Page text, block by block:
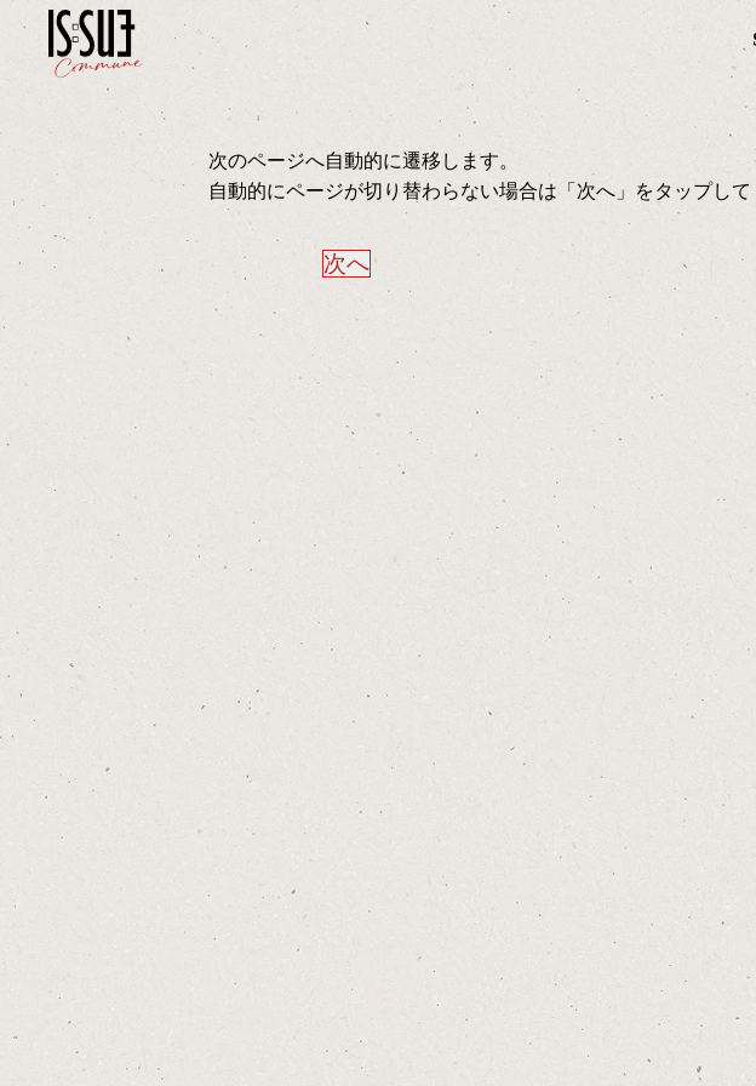
次のページへ自動的に遷移します。
自動的にページが切り替わらない場合は「次へ」をタップして